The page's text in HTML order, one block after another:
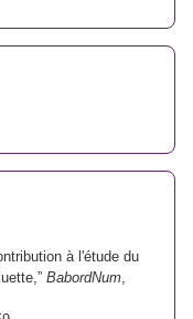
à l'étude du
BabordNum